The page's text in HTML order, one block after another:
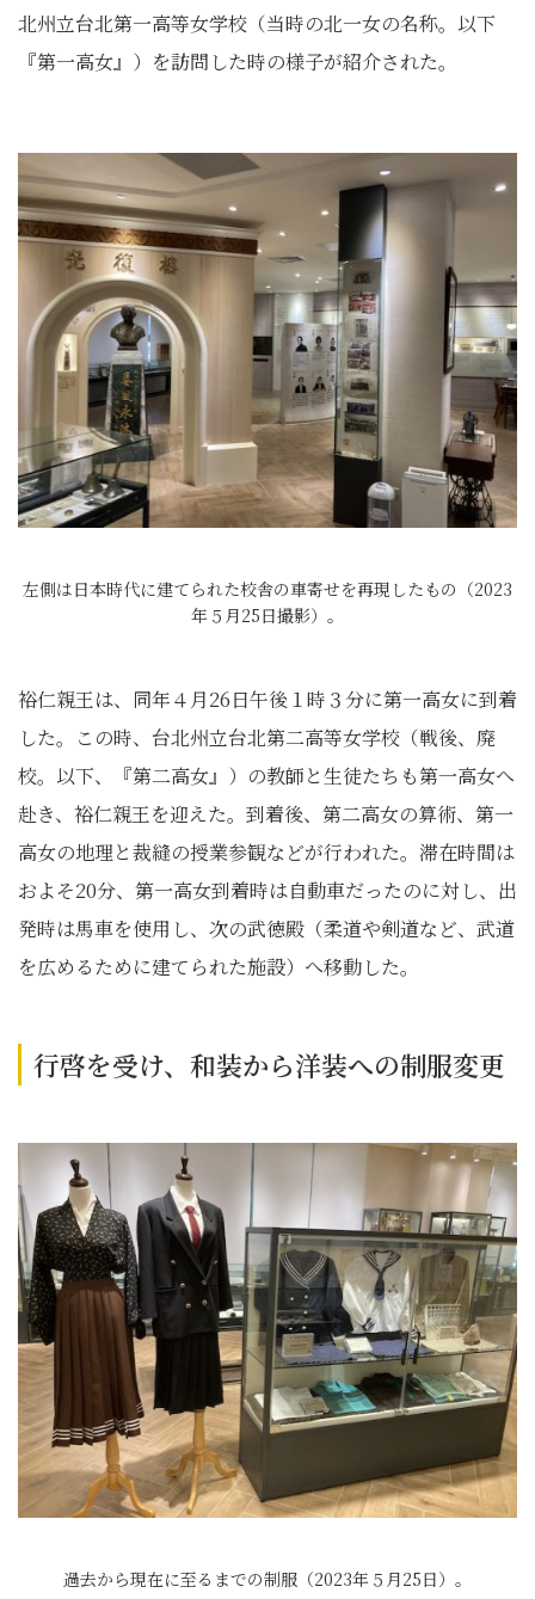
北州立台北第一高等女学校（当時の北一女の名称。以下
『第一高女』）を訪問した時の様子が紹介された。
左側は日本時代に建てられた校舎の車寄せを再現したもの（2023
年５月25日撮影）。
裕仁親王は、同年４月26日午後１時３分に第一高女に到着
した。この時、台北州立台北第二高等女学校（戦後、廃
校。以下、『第二高女』）の教師と生徒たちも第一高女へ
赴き、裕仁親王を迎えた。到着後、第二高女の算術、第一
高女の地理と裁縫の授業参観などが行われた。滞在時間は
およそ20分、第一高女到着時は自動車だったのに対し、出
発時は馬車を使用し、次の武徳殿（柔道や剣道など、武道
を広めるために建てられた施設）へ移動した。
行啓を受け、和装から洋装への制服変更
過去から現在に至るまでの制服（2023年５月25日）。